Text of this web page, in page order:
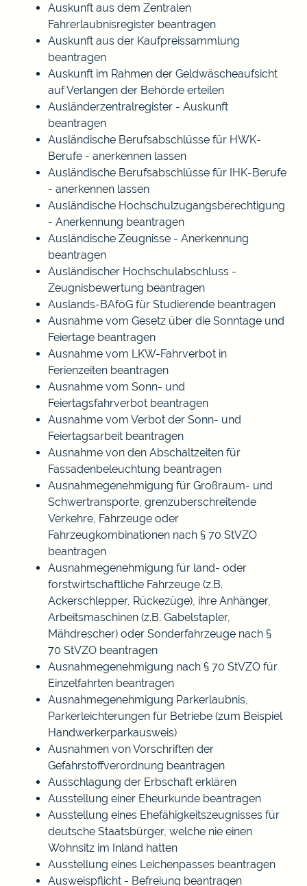
Auskunft aus dem Zentralen
Fahrerlaubnisregister beantragen
Auskunft aus der Kaufpreissammlung
beantragen
Auskunft im Rahmen der Geldwäscheaufsicht
auf Verlangen der Behörde erteilen
Ausländerzentralregister - Auskunft
beantragen
Ausländische Berufsabschlüsse für HWK-
Berufe - anerkennen lassen
Ausländische Berufsabschlüsse für IHK-Berufe
- anerkennen lassen
Ausländische Hochschulzugangsberechtigung
- Anerkennung beantragen
Ausländische Zeugnisse - Anerkennung
beantragen
Ausländischer Hochschulabschluss -
Zeugnisbewertung beantragen
Auslands-BAföG für Studierende beantragen
Ausnahme vom Gesetz über die Sonntage und
Feiertage beantragen
Ausnahme vom LKW-Fahrverbot in
Ferienzeiten beantragen
Ausnahme vom Sonn- und
Feiertagsfahrverbot beantragen
Ausnahme vom Verbot der Sonn- und
Feiertagsarbeit beantragen
Ausnahme von den Abschaltzeiten für
Fassadenbeleuchtung beantragen
Ausnahmegenehmigung für Großraum- und
Schwertransporte, grenzüberschreitende
Verkehre, Fahrzeuge oder
Fahrzeugkombinationen nach § 70 StVZO
beantragen
Ausnahmegenehmigung für land- oder
forstwirtschaftliche Fahrzeuge (z.B.
Ackerschlepper, Rückezüge), ihre Anhänger,
Arbeitsmaschinen (z.B. Gabelstapler,
Mähdrescher) oder Sonderfahrzeuge nach §
70 StVZO beantragen
Ausnahmegenehmigung nach § 70 StVZO für
Einzelfahrten beantragen
Ausnahmegenehmigung Parkerlaubnis,
Parkerleichterungen für Betriebe (zum Beispiel
Handwerkerparkausweis)
Ausnahmen von Vorschriften der
Gefahrstoffverordnung beantragen
Ausschlagung der Erbschaft erklären
Ausstellung einer Eheurkunde beantragen
Ausstellung eines Ehefähigkeitszeugnisses für
deutsche Staatsbürger, welche nie einen
Wohnsitz im Inland hatten
Ausstellung eines Leichenpasses beantragen
Ausweispflicht - Befreiung beantragen